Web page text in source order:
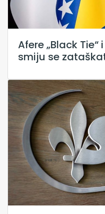
Afere „Black Tie“
smiju se